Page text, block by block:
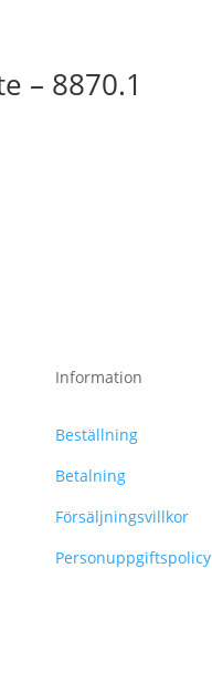
– 8870.1
Information
Beställning
Betalning
Försäljningsvillkor
Personuppgiftspolicy